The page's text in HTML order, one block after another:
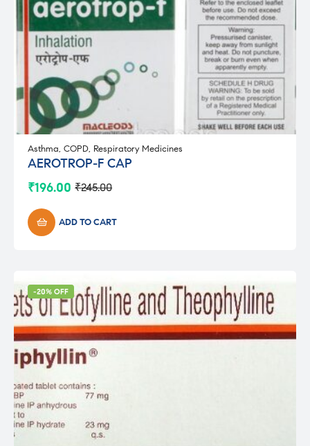
Asthma, COPD, Respiratory Medicines
AEROTROP-F CAP
₹245.00
Original
was:
₹245.00.
₹196.00
Current
is:
₹196.00.ADD TO CART
-20% OFF